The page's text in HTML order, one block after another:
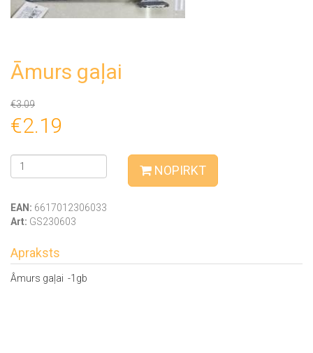
Āmurs gaļai
€3.09
€2.19
NOPIRKT
EAN: 6617012306033
Art: GS230603
Apraksts
Âmurs gaļai -1gb